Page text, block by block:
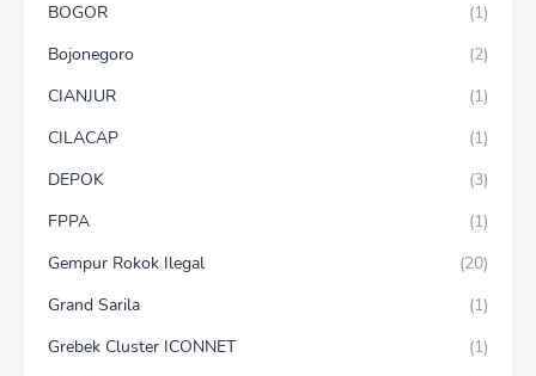
BOGOR
(1)
Bojonegoro
(2)
CIANJUR
(1)
CILACAP
(1)
DEPOK
(3)
FPPA
(1)
Gempur Rokok Ilegal
(20)
Grand Sarila
(1)
Grebek Cluster ICONNET
(1)